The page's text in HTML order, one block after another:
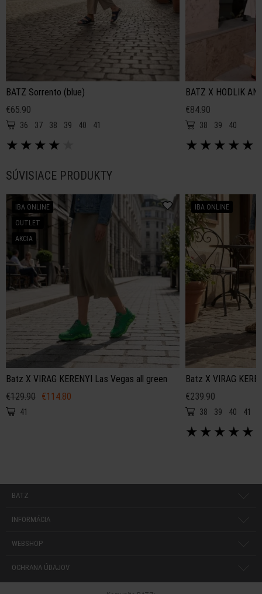
BATZ Sorrento (blue)
€65.90
36 37 38 39 40 41
★ ★ ★ ★
BATZ X HODLIK
€84.90
38 39 40
★ ★ ★ ★ ★
SÚVISIACE PRODUKTY
IBA ONLINE
OUTLET
AKCIA
Batz X VIRAG KERENYI Las Vegas all green
€129.90 €114.80
41
IBA ONLINE
Batz X VIRAG
€239.90
38 39 40 41
★ ★ ★ ★ ★
BATZ
INFORMÁCIA
WEBSHOP
OCHRANA ÚDAJOV